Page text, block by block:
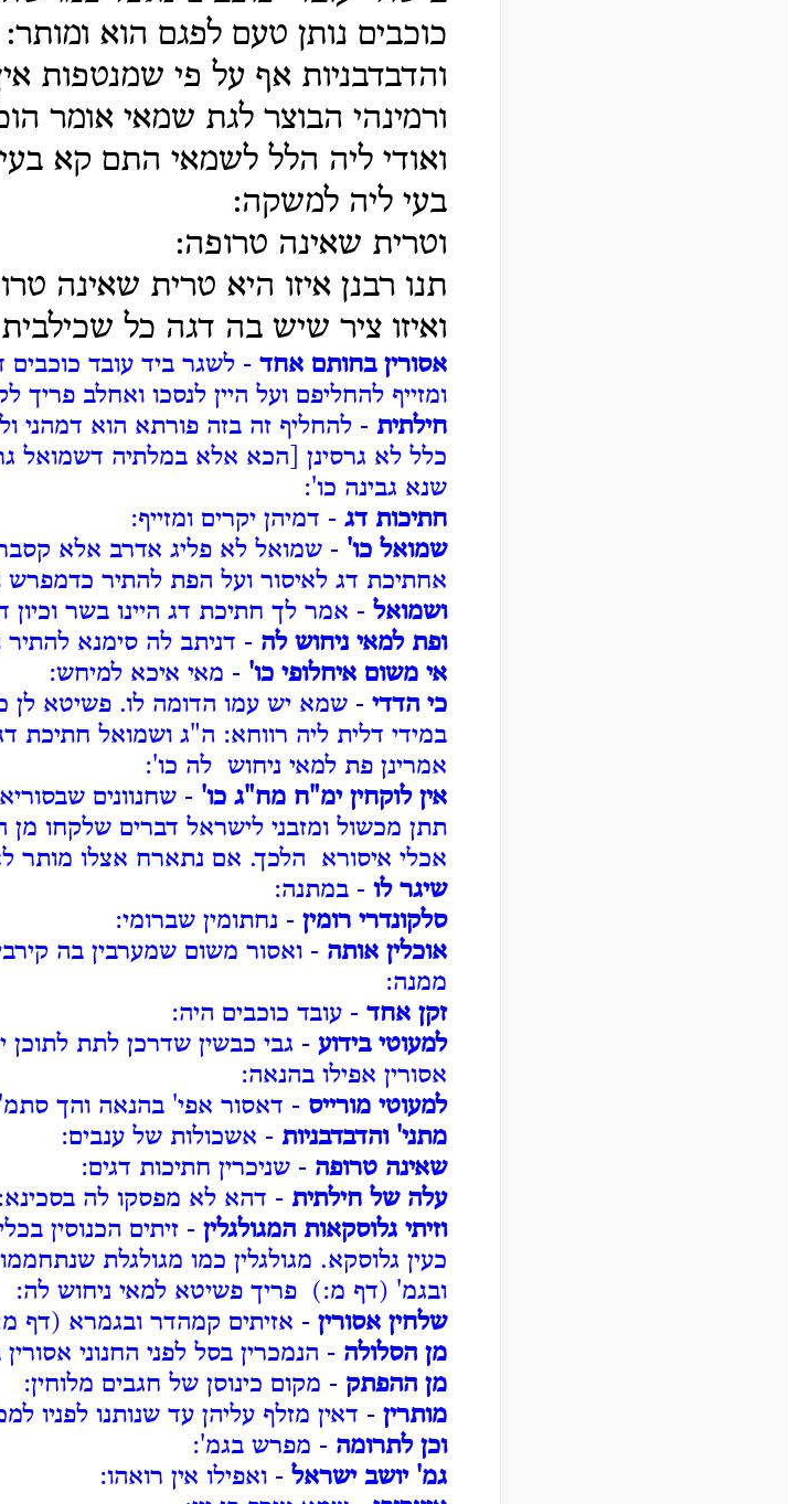
כוכבים נותן טעם לפגם הוא ומותר:
והדבדבניות אף על פי שמנטפות
ורמינהי הבוצר לגת שמאי אומר
ואודי ליה הלל לשמאי התם קא
בעי ליה למשקה:
וטרית שאינה טרופה:
תנו רבנן איזו היא טרית שאינה
ואיזו ציר שיש בה דגה כל
אסורין בחותם אחד - לשגר ביד עובד כוכבים
ומזייף להחליפם ועל היין לנסכו ואחלב פריך
חילתית - להחליף זה בזה פורתא הוא דמהני
כלל לא גרסינן [הכא אלא במלתיה דשמואל
שנא גבינה כו':
חתיכות דג - דמיהן יקרים ומזייף:
שמואל כו' - שמואל לא פליג אדרב אלא קסבר
אחתיכת דג לאיסור ועל הפת להתיר כדמפרש
ושמואל - אמר לך חתיכת דג היינו בשר וכיון
ופת למאי ניחוש לה - דניתב לה סימנא להתיר
אי משום איחלופי כו' - מאי איכא למיחש:
כי הדדי - שמא יש עמו הדומה לו. פשיטא לן
במידי דלית ליה רווחא: ה"ג ושמואל חתיכת
אמרינן פת למאי ניחוש לה כו':
אין לוקחין ימ"ח מח"ג כו' - שחנוונים
תתן מכשול ומזבני לישראל דברים שלקחו מן
אכלי איסורא הלכך. אם נתארח אצלו מותר
שיגר לו - במתנה:
סלקונדרי רומין - נחתומין שברומי:
אוכלין אותה - ואסור משום שמערבין בה
ממנה:
זקן אחד - עובד כוכבים היה:
למעוטי בידוע - גבי כבשין שדרכן לתת לתוכן
אסורין אפילו בהנאה:
למעוטי מורייס - דאסור אפי' בהנאה והך
מתני' והדבדבניות - אשכולות של ענבים:
שאינה טרופה - שניכרין חתיכות דגים:
עלה של חילתית - דהא לא מפסקו לה בסכינא:
וזיתי גלוסקאות המגולגלין - זיתים הכנוסין
כעין גלוסקא. מגולגלין כמו מגולגלת
ובגמ' (דף מ:) פריך פשיטא למאי ניחוש לה:
שלחין אסורין - אזיתים קמהדר ובגמרא (דף
מן הסלולה - הנמכרין בסל לפני החנוני
מן ההפתק - מקום כינוסן של חגבים מלוחין:
מותרין - דאין מזלף עליהן עד שנותנו לפניו
וכן לתרומה - מפרש בגמ':
גמ' יושב ישראל - ואפילו אין רואהו: